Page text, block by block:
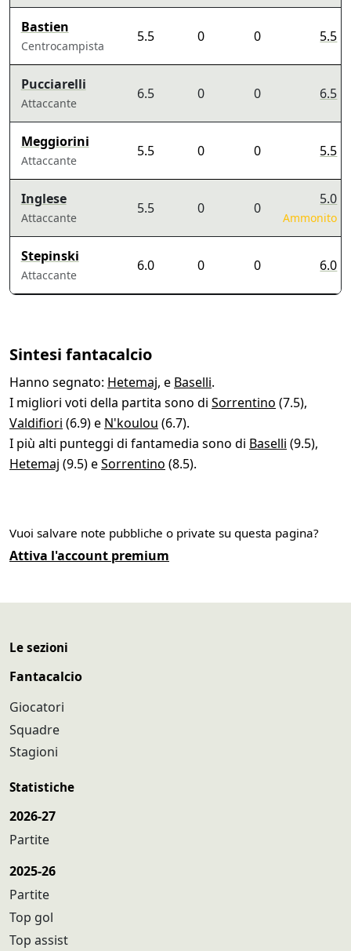
Bastien
Centrocampista
5.5 0 0 5.5
Pucciarelli
Attaccante
6.5 0 0 6.5
Meggiorini
Attaccante
5.5 0 0 5.5
Inglese
Attaccante
5.5 0 0
5.0
Ammonito
Stepinski
Attaccante
6.0 0 0 6.0
Sintesi fantacalcio
Hanno segnato: Hetemaj, e Baselli.
I migliori voti della partita sono di Sorrentino (7.5),
Valdifiori (6.9) e N'koulou (6.7).
I più alti punteggi di fantamedia sono di Baselli (9.5),
Hetemaj (9.5) eSorrentino (8.5).
Vuoi salvare note pubbliche o private su questa pagina?
Attiva l'account premium
Le sezioni
Fantacalcio
Giocatori
Squadre
Stagioni
Statistiche
2026-27
Partite
2025-26
Partite
Top gol
Top assist